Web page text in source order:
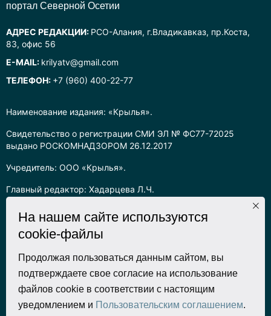
Наименование издания: «Крылья».
Свидетельство о регистрации СМИ ЭЛ № ФС77-72025
выдано РОСКОМНАДЗОРОМ 26.12.2017
Учредитель: ООО «Крылья».
Главный редактор: Хадарцева Л.Ч.
Информация на сайте предназначена для лиц старше 16 лет.
Все права на любые материалы, опубликованные на сайте,
защищены в соответствии с российским законодательством
об интеллектуальной собственности. Любое использование
текстовых, фото, аудио и видеоматериалов возможно только
с согласия правообладателя (ООО «Крылья») и при строгом
наличии ссылки на ресурс. Для сетевых ресурсов –
гиперссылка.
портал Северной Осетии
АДРЕС РЕДАКЦИИ: РСО-Алания, г.Владикавказ, пр.Коста,
83, офис 56
E-MAIL: krilyatv@gmail.com
ТЕЛЕФОН: +7 (960) 400-22-77
На нашем сайте используются
cookie-файлы
Продолжая пользоваться данным сайтом, вы
подтверждаете свое согласие на использование
файлов cookie в соответствии с настоящим
уведомлением и Пользовательским соглашением.